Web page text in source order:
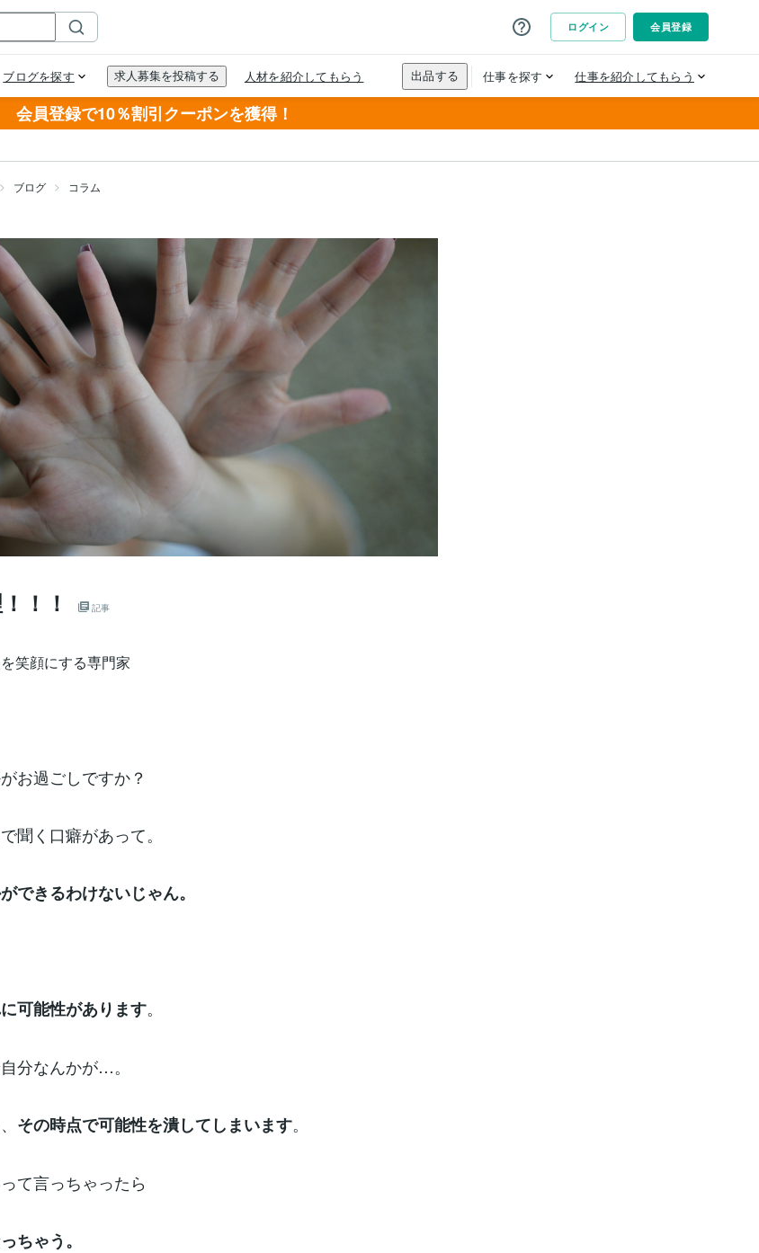
会員登録で10％割引クーポンを獲得！
ブログ コラム
！！ 記事
笑顔にする専門家
お過ごしですか？
聞く口癖があって。
できるわけないじゃん。
可能性があります。
分なんかが…。
その時点で可能性を潰してしまいます。
て言っちゃったら
ちゃう。